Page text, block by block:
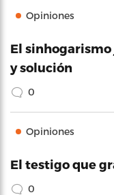
Opiniones
El
y solución
0
Opiniones
El testigo que
0